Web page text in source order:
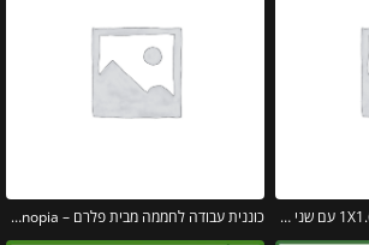
גגון Sophia אפור-לבן אופל 1X1.6 עם שני קירות צד מבית פלרם – Canopia כוננית עבודה לחממה מבית פלרם – Canopia